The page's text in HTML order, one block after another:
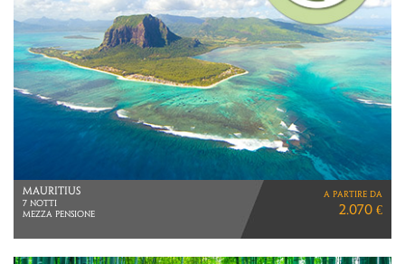
OMAN
VIAGGIO DI 8 GIORNI
VOLI DIRETTI OMAN AIR
a partire da
2.330 €